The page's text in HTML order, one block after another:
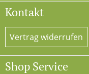
Kontakt
Vertrag widerrufen
Shop Service